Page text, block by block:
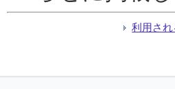
利用さ